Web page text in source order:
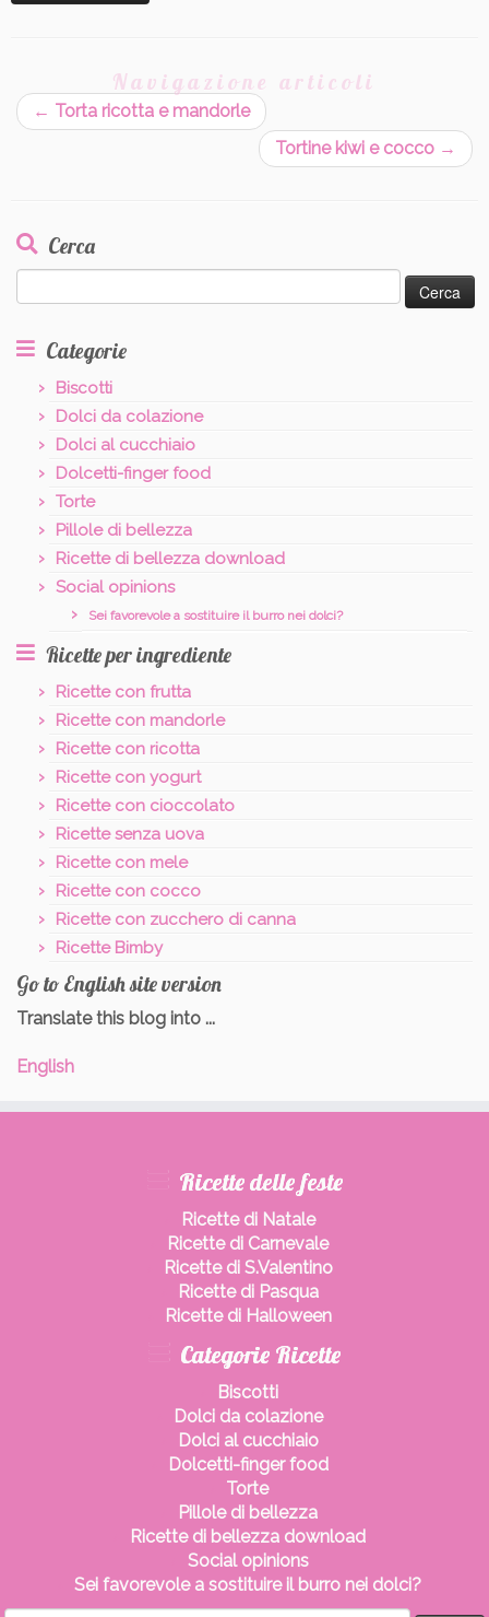
Navigazione articoli
← Torta ricotta e mandorle
Tortine kiwi e cocco →
Cerca
per:
Categorie
Biscotti
Dolci da colazione
Dolci al cucchiaio
Dolcetti-finger food
Torte
Pillole di bellezza
Ricette di bellezza download
Social opinions
Sei favorevole a sostituire il burro nei dolci?
Ricette per ingrediente
Ricette con frutta
Ricette con mandorle
Ricette con ricotta
Ricette con yogurt
Ricette con cioccolato
Ricette senza uova
Ricette con mele
Ricette con cocco
Ricette con zucchero di canna
Ricette Bimby
Go to English site version
Translate this blog into ...
English
Ricette delle feste
Ricette di Natale
Ricette di Carnevale
Ricette di S.Valentino
Ricette di Pasqua
Ricette di Halloween
Categorie Ricette
Biscotti
Dolci da colazione
Dolci al cucchiaio
Dolcetti-finger food
Torte
Pillole di bellezza
Ricette di bellezza download
Social opinions
Sei favorevole a sostituire il burro nei dolci?